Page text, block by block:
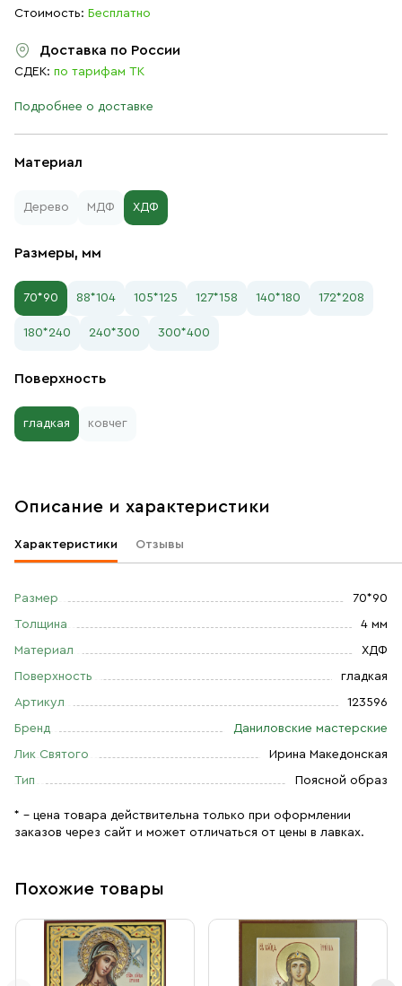
Материал
Дерево МДФ ХДФ
Размеры, мм
70*90 88*104 105*125 127*158 140*180 172*208
180*240 240*300 300*400
Поверхность
гладкая ковчег
Стоимость: Бесплатно
Доставка по России
СДЕК: по тарифам ТК
Подробнее о доставке
Описание и характеристики
Характеристики Отзывы
Размер 70*90
Толщина 4 мм
Материал ХДФ
Поверхность гладкая
Артикул 123596
Бренд Даниловские мастерские
Лик Святого Ирина Македонская
Тип Поясной образ
* – цена товара действительна только при оформлении
заказов через сайт и может отличаться от цены в лавках.
Похожие товары